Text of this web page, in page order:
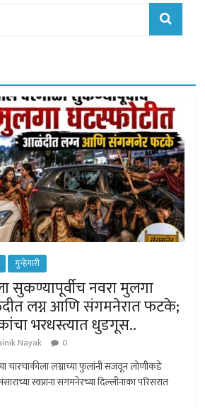
गुन्हेगारी
सुकण्यापूर्वीच नवरा मुलगा
लग्न आणि संगमनेरात फटके;
भरधस्त्यात धुडगूस..
Nayak 0
चारचाकीला लग्नाच्या फुलांनी सजवून लोणीकडे
स्वप्नांना संगमनेरच्या दिल्लीनाका परिसरात